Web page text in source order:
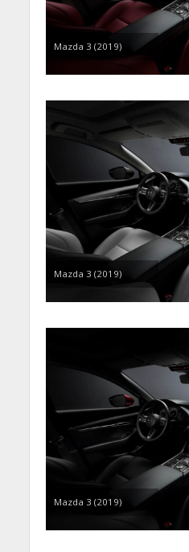
Mazda 3 (2019)
Mazda 3 (2019)
Mazda 3 (2019)